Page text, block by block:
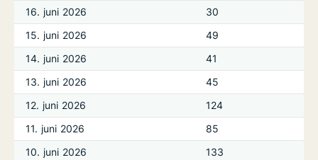
16. juni 2026
30
15. juni 2026
49
14. juni 2026
41
13. juni 2026
45
12. juni 2026
124
11. juni 2026
85
10. juni 2026
133